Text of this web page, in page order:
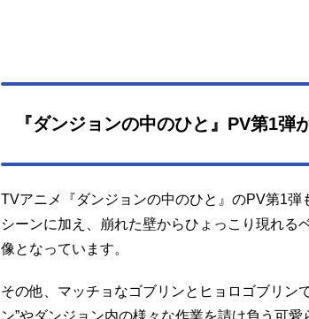
ーズミュージックア
作委員会の中のひと
作委員会の中のひと...
『ダンジョンの中のひと』PV第1弾
TVアニメ『ダンジョンの中のひと』のPV第1
シーンに加え、崩れた壁からひょっこり現れる
像となっています。
その他、マッチョなゴブリンとヒョロゴブリン